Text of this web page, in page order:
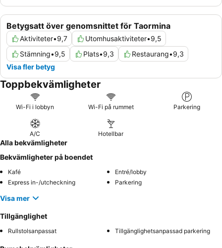
Betygsatt över genomsnittet för Taormina
Aktiviteter•9,7 Utomhusaktiviteter•9,5
Stämning•9,5 Plats•9,3 Restaurang•9,3
Visa fler betyg
Toppbekvämligheter
Wi-Fi i lobbyn Wi-Fi på rummet Parkering
A/C Hotellbar
Alla bekvämligheter
Bekvämligheter på boendet
Kafé
Entré/lobby
Express in-/utcheckning
Parkering
Visa mer
Tillgänglighet
Rullstolsanpassat Tillgänglighetsanpassad parkering